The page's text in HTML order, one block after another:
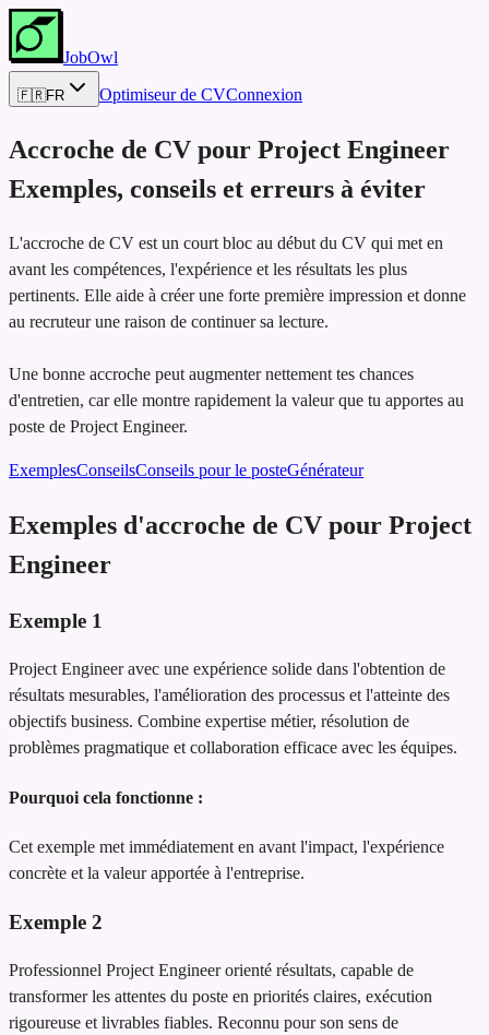
JobOwl
🇫🇷FR Optimiseur de CVConnexion
Accroche de CV pour Project Engineer
Exemples, conseils et erreurs à éviter
L'accroche de CV est un court bloc au début du CV qui met en
avant les compétences, l'expérience et les résultats les plus
pertinents. Elle aide à créer une forte première impression et donne
au recruteur une raison de continuer sa lecture.
Une bonne accroche peut augmenter nettement tes chances
d'entretien, car elle montre rapidement la valeur que tu apportes au
poste de Project Engineer.
ExemplesConseilsConseils pour le posteGénérateur
Exemples d'accroche de CV pour Project
Engineer
Exemple 1
Project Engineer avec une expérience solide dans l'obtention de
résultats mesurables, l'amélioration des processus et l'atteinte des
objectifs business. Combine expertise métier, résolution de
problèmes pragmatique et collaboration efficace avec les équipes.
Pourquoi cela fonctionne :
Cet exemple met immédiatement en avant l'impact, l'expérience
concrète et la valeur apportée à l'entreprise.
Exemple 2
Professionnel Project Engineer orienté résultats, capable de
transformer les attentes du poste en priorités claires, exécution
rigoureuse et livrables fiables. Reconnu pour son sens de